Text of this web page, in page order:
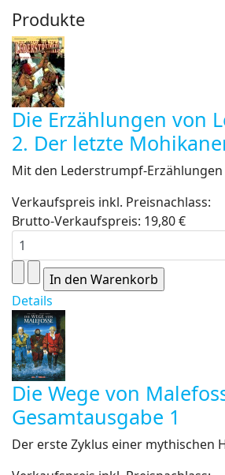
Produkte
Die Erzählungen von
2. Der letzte
Mit den Lederstrumpf-
Verkaufspreis inkl. Preisnachlass:
Brutto-Verkaufspreis: 19,80 €
Details
Die Wege von
Gesamtausgabe 1
Der erste Zyklus einer mythischen